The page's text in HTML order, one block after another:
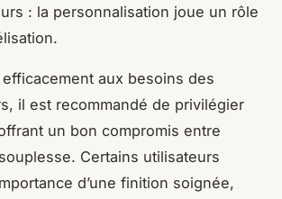
: la personnalisation joue un rôle
aux besoins des
il est recommandé de privilégier
un bon compromis entre
Certains utilisateurs
d’une finition soignée,